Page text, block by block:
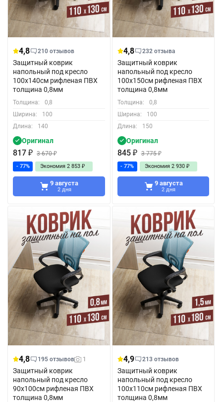
4,8 210 отзывов
Защитный коврик
напольный под кресло
100x140см рифленая ПВХ
толщина 0,8мм
Толщина:
0,8
Ширина:
100
Длина:
140
Оригинал
817 ₽ 3 670₽
- 77% Экономия 2 853 ₽
9 августа
2 дня
4,8 232 отзыва
Защитный коврик
напольный под кресло
100x150см рифленая ПВХ
толщина 0,8мм
Толщина:
0,8
Ширина:
100
Длина:
150
Оригинал
845 ₽ 3 775₽
- 77% Экономия 2 930 ₽
9 августа
2 дня
4,8 195 отзывов 1
Защитный коврик
напольный под кресло
90x100см рифленая ПВХ
толщина 0,8мм
4,9 213 отзывов
Защитный коврик
напольный под кресло
100x110см рифленая ПВХ
толщина 0,8мм